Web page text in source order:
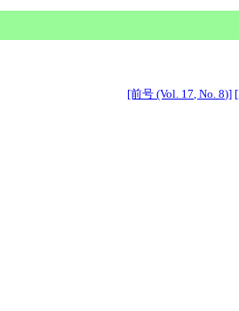
[前号 (Vol. 17, No. 8)]